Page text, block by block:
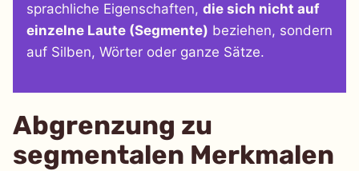
sprachliche Eigenschaften, die sich nicht auf
einzelne Laute (Segmente) beziehen, sondern
auf Silben, Wörter oder ganze Sätze.
Abgrenzung zu
segmentalen Merkmalen